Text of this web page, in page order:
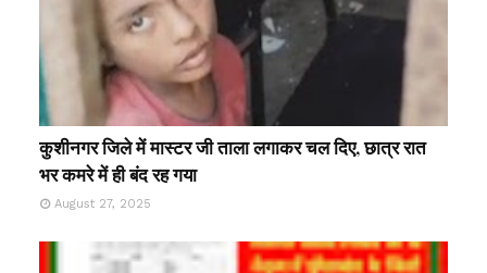
कुशीनगर जिले में मास्टर जी ताला लगाकर चल दिए, छात्र रात
भर कमरे में ही बंद रह गया
August 27, 2025